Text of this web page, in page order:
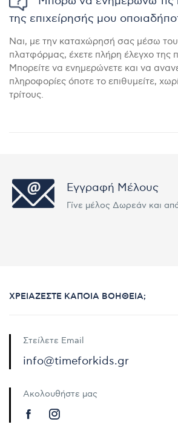
της επιχείρησής μου
Ναι, με την καταχώρησή σας μέσω
πλατφόρμας, έχετε πλήρη έλεγχο της
Μπορείτε να ενημερώνετε και να
πληροφορίες όποτε το επιθυμείτε,
τρίτους.
Εγγραφή Μέλους
Γίνε μέλος Δωρεάν και
ΧΡΕΙΆΖΕΣΤΕ ΚΆΠΟΙΑ ΒΟΉΘΕΙΑ;
Στείλετε Email
info@timeforkids.gr
Ακολουθήστε μας